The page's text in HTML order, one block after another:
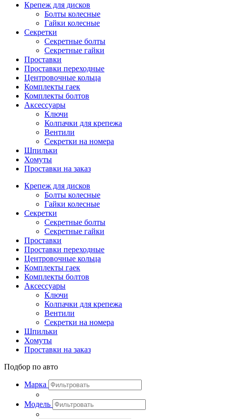
Крепеж для дисков
Болты колесные
Гайки колесные
Секретки
Секретные болты
Секретные гайки
Проставки
Проставки переходные
Центровочные кольца
Комплекты гаек
Комплекты болтов
Аксессуары
Ключи
Колпачки для крепежа
Вентили
Секретки на номера
Шпильки
Хомуты
Проставки на заказ
Крепеж для дисков
Болты колесные
Гайки колесные
Секретки
Секретные болты
Секретные гайки
Проставки
Проставки переходные
Центровочные кольца
Комплекты гаек
Комплекты болтов
Аксессуары
Ключи
Колпачки для крепежа
Вентили
Секретки на номера
Шпильки
Хомуты
Проставки на заказ
Подбор по авто
Марка
Модель